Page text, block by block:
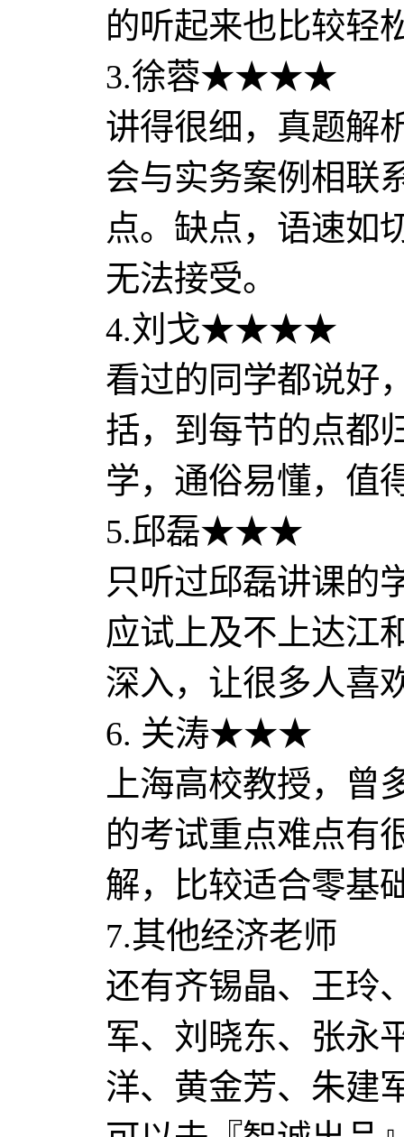
的听起来也比较轻
3.徐蓉★★★★
讲得很细，真题解
会与实务案例相联
点。缺点，语速如
无法接受。
4.刘戈★★★★
看过的同学都说好
括，到每节的点都
学，通俗易懂，值
5.邱磊★★★
只听过邱磊讲课的
应试上及不上达江
深入，让很多人喜
6. 关涛★★★
上海高校教授，曾
的考试重点难点有
解，比较适合零基
7.其他经济老师
还有齐锡晶、王玲
军、刘晓东、张永
洋、黄金芳、朱建